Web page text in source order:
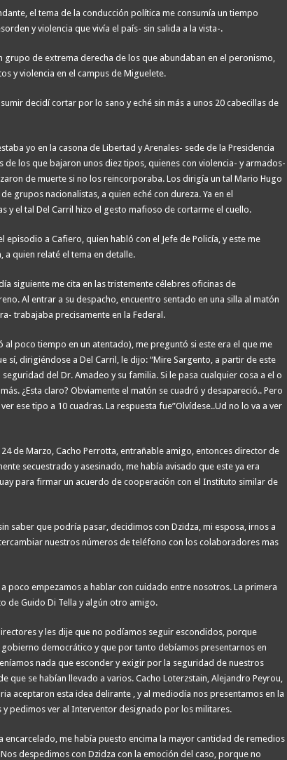
el tema de la conducción política me consumía un tiempo
y violencia que vivía el país- sin salida a la vista-.
de extrema derecha de los que abundaban en el peronismo,
y violencia en el campus de Miguelete.
decidí cortar por lo sano y eché sin más a unos 20 cabecillas de
yo en la casona de Libertad y Arenales- sede de la Presidencia
los que bajaron unos diez tipos, quienes con violencia- y armados-
de muerte si no los reincorporaba. Los dirigía un tal Mario Hugo
grupos nacionalistas, a quien eché con dureza. Ya en el
y el tal Del Carril hizo el gesto mafioso de cortarme el cuello.
episodio a Cafiero, quien habló con el Jefe de Policía, y este me
quien relaté el tema en detalle.
siguiente me cita en las tristemente célebres oficinas de
Al entrar a su despacho, encuentro sentado en una silla al matón
trabajaba precisamente en la Federal.
al poco tiempo en un atentado), me preguntó si este era el que me
sí, dirigiéndose a Del Carril, le dijo: “Mire Sargento, a partir de este
del Dr. Amadeo y su familia. Si le pasa cualquier cosa a el o
¿Esta claro? Obviamente el matón se cuadró y desapareció.. Pero
ese tipo a 10 cuadras. La respuesta fue”Olvídese..Ud no lo va a ver
de Marzo, Cacho Perrotta, entrañable amigo, entonces director de
secuestrado y asesinado, me había avisado que este ya era
para firmar un acuerdo de cooperación con el Instituto similar de
saber que podría pasar, decidimos con Dzidza, mi esposa, irnos a
nuestros números de teléfono con los colaboradores mas
poco empezamos a hablar con cuidado entre nosotros. La primera
de Guido Di Tella y algún otro amigo.
y les dije que no podíamos seguir escondidos, porque
democrático y que por tanto debíamos presentarnos en
nada que esconder y exigir por la seguridad de nuestros
que se habían llevado a varios. Cacho Loterzstain, Alejandro Peyrou,
aceptaron esta idea delirante , y al mediodía nos presentamos en la
y pedimos ver al Interventor designado por los militares.
encarcelado, me había puesto encima la mayor cantidad de remedios
despedimos con Dzidza con la emoción del caso, porque no